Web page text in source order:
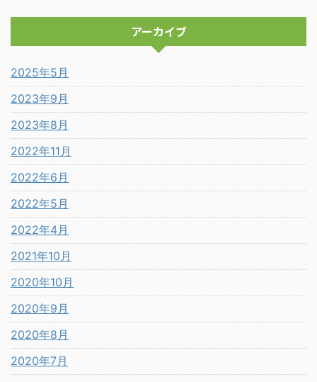
アーカイブ
2025年5月
2023年9月
2023年8月
2022年11月
2022年6月
2022年5月
2022年4月
2021年10月
2020年10月
2020年9月
2020年8月
2020年7月